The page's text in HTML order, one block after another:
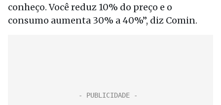
conheço. Você reduz 10% do preço e o
consumo aumenta 30% a 40%”, diz Comin.